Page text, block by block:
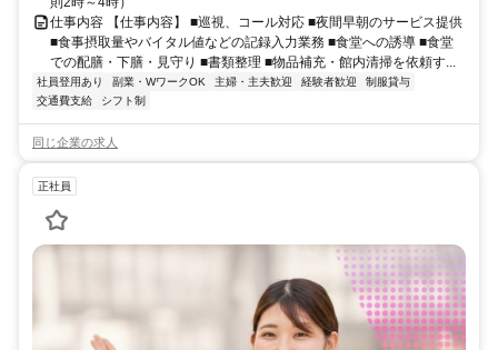
仕事内容 【仕事内容】 ■巡視、コール対応 ■夜間早朝のサービス提供
■食事摂取量やバイタル値などの記録入力業務 ■食堂への誘導 ■食堂
での配膳・下膳・見守り ■書類整理 ■物品補充・館内清掃を依頼す...
社員登用あり 副業・WワークOK 主婦・主夫歓迎 経験者歓迎
制服貸与
交通費支給
シフト制
同じ企業の求人
正社員